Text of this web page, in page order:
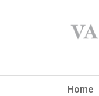
Home